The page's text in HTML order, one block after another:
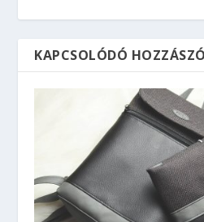
KAPCSOLÓDÓ